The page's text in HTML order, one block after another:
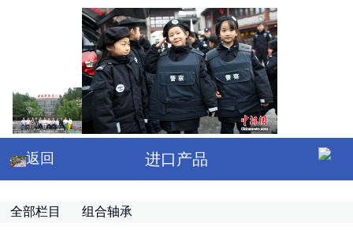
返回 进口产品
全部栏目 组合轴承